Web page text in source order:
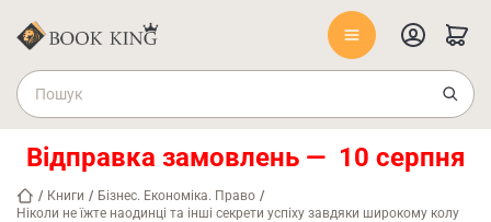
Відправка замовлень — 10 серпня
/ Книги / Бізнес. Економіка. Право /
Ніколи не їжте наодинці та інші секрети успіху завдяки широкому колу